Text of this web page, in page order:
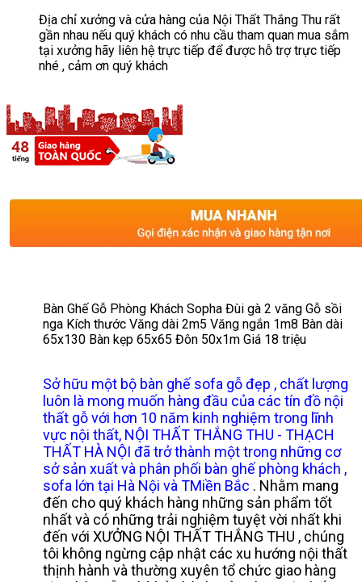
Địa chỉ xưởng và cửa hàng của Nội Thất Thắng Thu rất
gần nhau nếu quý khách có nhu cầu tham quan mua sắm
tại xưởng hãy liên hệ trực tiếp để được hỗ trợ trực tiếp
nhé , cảm ơn quý khách
Bàn Ghế Gỗ Phòng Khách Sopha Đùi gà 2 văng Gỗ sồi
nga Kích thước Văng dài 2m5 Văng ngắn 1m8 Bàn dài
65x130 Bàn kẹp 65x65 Đôn 50x1m Giá 18 triệu
Sở hữu một bộ bàn ghế sofa gỗ đẹp , chất lượng
luôn là mong muốn hàng đầu của các tín đồ nội
thất gỗ với hơn 10 năm kinh nghiệm trong lĩnh
vực nội thất, NỘI THẤT THẮNG THU - THẠCH
THẤT HÀ NỘI đã trở thành một trong những cơ
sở sản xuất và phân phối bàn ghế phòng khách ,
sofa lớn tại Hà Nội và TMiền Bắc . Nhằm mang
đến cho quý khách hàng những sản phẩm tốt
nhất và có những trải nghiệm tuyệt vời nhất khi
đến với XƯỞNG NỘI THẤT THẮNG THU , chúng
tôi không ngừng cập nhật các xu hướng nội thất
thịnh hành và thường xuyên tổ chức giao hàng